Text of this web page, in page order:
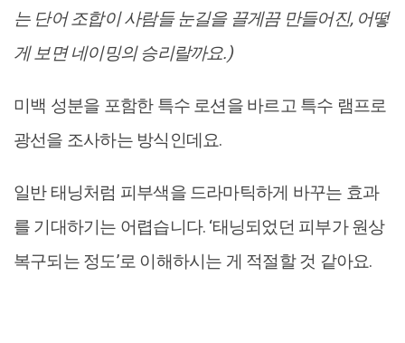
는 단어 조합이 사람들 눈길을 끌게끔 만들어진, 어떻
게 보면 네이밍의 승리랄까요.)
미백 성분을 포함한 특수 로션을 바르고 특수 램프로
광선을 조사하는 방식인데요.
일반 태닝처럼 피부색을 드라마틱하게 바꾸는 효과
를 기대하기는 어렵습니다. ‘태닝되었던 피부가 원상
복구되는 정도’로 이해하시는 게 적절할 것 같아요.